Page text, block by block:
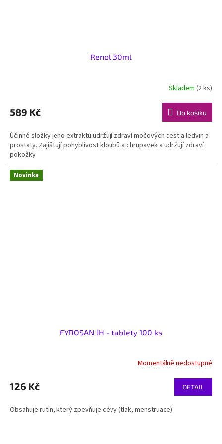
Renol 30ml
Skladem (2 ks)
589 Kč Do košíku
Účinné složky jeho extraktu udržují zdraví močových cest a ledvin a
prostaty. Zajišťují pohyblivost kloubů a chrupavek a udržují zdraví
pokožky
Novinka
FYROSAN JH - tablety 100 ks
Momentálně nedostupné
126 Kč DETAIL
Obsahuje rutin, který zpevňuje cévy (tlak, menstruace)